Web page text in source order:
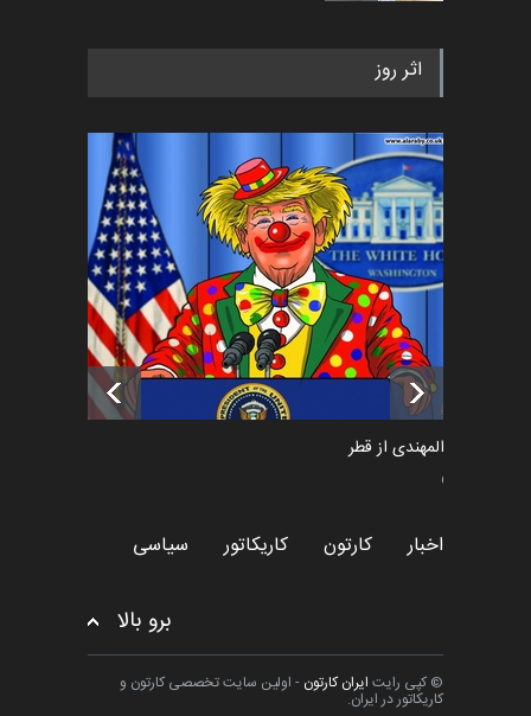
رویداد کارگاهی کارتون و پوستر
اخبار 6 ماه قبل
فراخوان رویداد کارگاهی کارتون و
پوستر "ایران سربل…
اخبار 6 ماه قبل
تسلیت به همکار | سهراب خیری
اخبار 6 ماه قبل
اثر روز
سعد المهندی از قطر
سیاسی
اخبار کارتون کاریکاتور سیاسی
برو بالا
© کپی رایت ایران کارتون - اولین سایت تخصصی کارتون و
کاریکاتور در ایران.